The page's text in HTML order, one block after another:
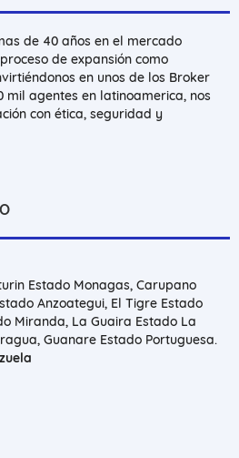
de 40 años en el mercado
de expansión como
en unos de los Broker
mil agentes en latinoamerica, nos
con ética, seguridad y
Estado Monagas, Carupano
Anzoategui, El Tigre Estado
Miranda, La Guaira Estado La
Guanare Estado Portuguesa.